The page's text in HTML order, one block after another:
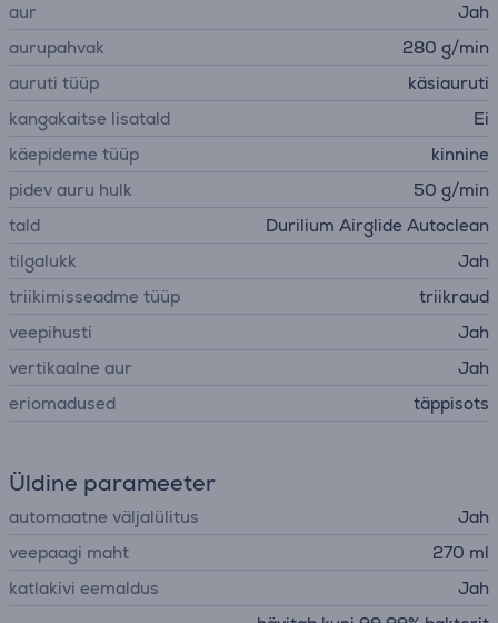
aur
Jah
aurupahvak
280 g/min
auruti tüüp
käsiauruti
kangakaitse lisatald
Ei
käepideme tüüp
kinnine
pidev auru hulk
50 g/min
tald
Durilium Airglide Autoclean
tilgalukk
Jah
triikimisseadme tüüp
triikraud
veepihusti
Jah
vertikaalne aur
Jah
eriomadused
täppisots
Üldine parameeter
automaatne väljalülitus
Jah
veepaagi maht
270 ml
katlakivi eemaldus
Jah